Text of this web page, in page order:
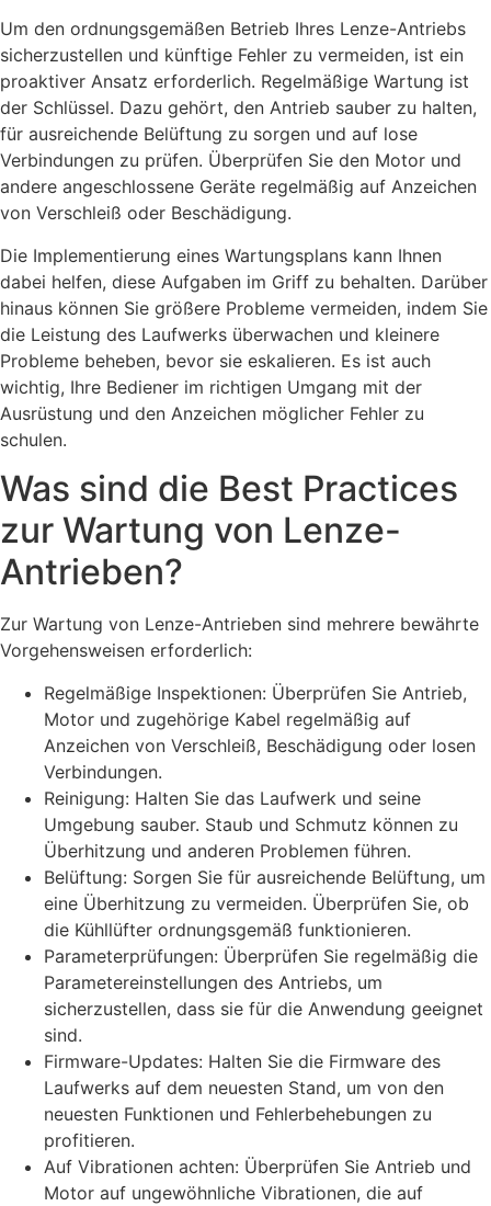
Um den ordnungsgemäßen Betrieb Ihres Lenze-Antriebs
sicherzustellen und künftige Fehler zu vermeiden, ist ein
proaktiver Ansatz erforderlich. Regelmäßige Wartung ist
der Schlüssel. Dazu gehört, den Antrieb sauber zu halten,
für ausreichende Belüftung zu sorgen und auf lose
Verbindungen zu prüfen. Überprüfen Sie den Motor und
andere angeschlossene Geräte regelmäßig auf Anzeichen
von Verschleiß oder Beschädigung.
Die Implementierung eines Wartungsplans kann Ihnen
dabei helfen, diese Aufgaben im Griff zu behalten. Darüber
hinaus können Sie größere Probleme vermeiden, indem Sie
die Leistung des Laufwerks überwachen und kleinere
Probleme beheben, bevor sie eskalieren. Es ist auch
wichtig, Ihre Bediener im richtigen Umgang mit der
Ausrüstung und den Anzeichen möglicher Fehler zu
schulen.
Was sind die Best Practices
zur Wartung von Lenze-
Antrieben?
Zur Wartung von Lenze-Antrieben sind mehrere bewährte
Vorgehensweisen erforderlich:
Regelmäßige Inspektionen: Überprüfen Sie Antrieb,
Motor und zugehörige Kabel regelmäßig auf
Anzeichen von Verschleiß, Beschädigung oder losen
Verbindungen.
Reinigung: Halten Sie das Laufwerk und seine
Umgebung sauber. Staub und Schmutz können zu
Überhitzung und anderen Problemen führen.
Belüftung: Sorgen Sie für ausreichende Belüftung, um
eine Überhitzung zu vermeiden. Überprüfen Sie, ob
die Kühllüfter ordnungsgemäß funktionieren.
Parameterprüfungen: Überprüfen Sie regelmäßig die
Parametereinstellungen des Antriebs, um
sicherzustellen, dass sie für die Anwendung geeignet
sind.
Firmware-Updates: Halten Sie die Firmware des
Laufwerks auf dem neuesten Stand, um von den
neuesten Funktionen und Fehlerbehebungen zu
profitieren.
Auf Vibrationen achten: Überprüfen Sie Antrieb und
Motor auf ungewöhnliche Vibrationen, die auf